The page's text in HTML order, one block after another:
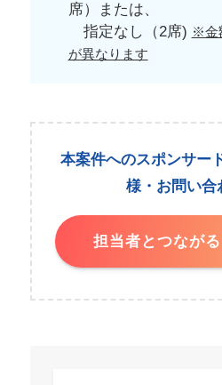
席）または、
指定なし（2席) ※金
が異なります
本案件へのスポンサー
様・お問い合
担当者とつながる